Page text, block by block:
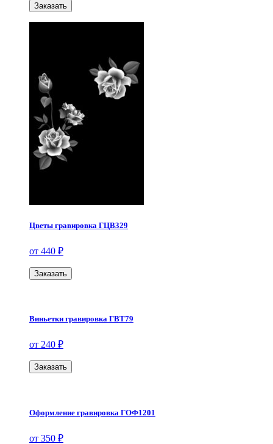
Заказать
Цветы гравировка ГЦВ329
от 440 ₽
Заказать
Виньетки гравировка ГВТ79
от 240 ₽
Заказать
Оформление гравировка ГОФ1201
от 350 ₽